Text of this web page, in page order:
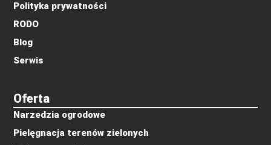
Oferta
Narzedzia ogrodowe
Pielęgnacja terenów zielonych
Polityka prywatności
RODO
Blog
Serwis